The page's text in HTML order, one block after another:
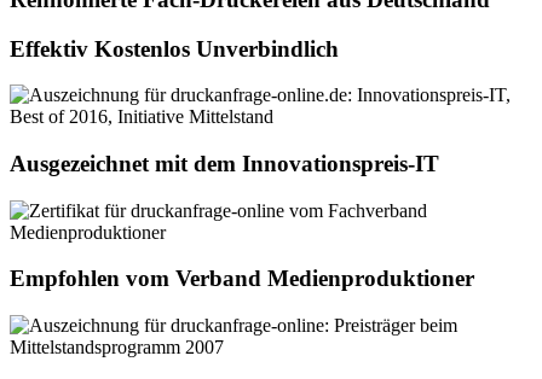
Effektiv Kostenlos Unverbindlich
Ausgezeichnet mit dem Innovationspreis-IT
Empfohlen vom Verband Medienproduktioner